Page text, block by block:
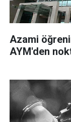
Azami
AYM'den